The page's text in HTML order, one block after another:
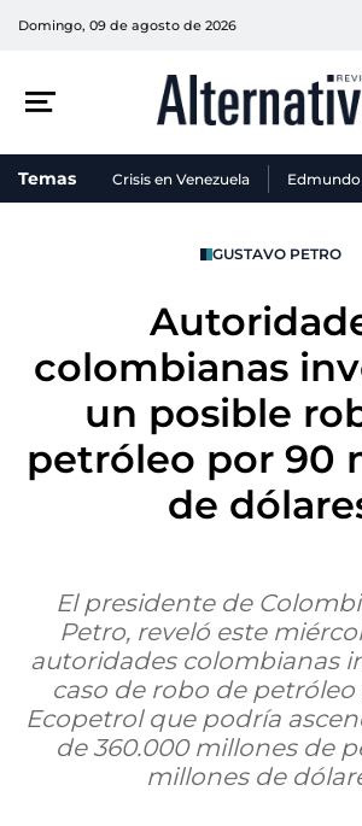
Domingo, 09 de agosto de 2026
Temas Crisis en Venezuela Edmundo
GUSTAVO PETRO
colombianas
un posible
petróleo por 90
de
El presidente de
Petro, reveló este
autoridades colombianas
caso de robo de petróleo
Ecopetrol que podría
de 360.000 millones de
millones de